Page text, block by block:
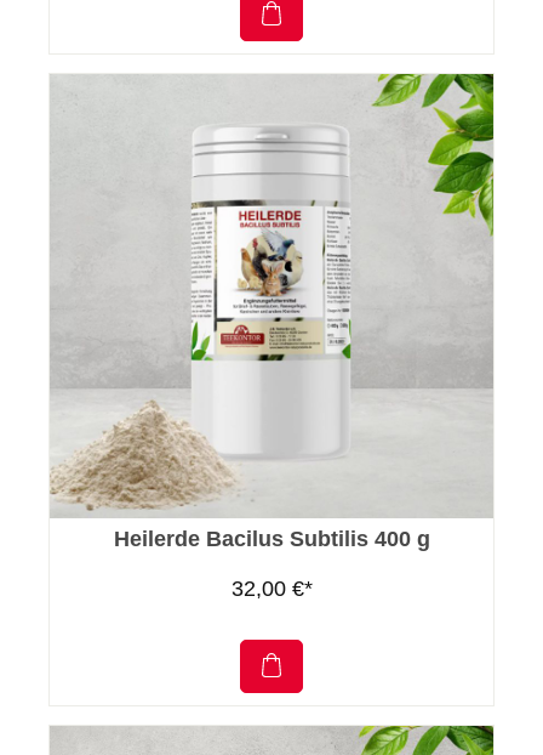
Heilerde Bacilus Subtilis 400 g
32,00 €*